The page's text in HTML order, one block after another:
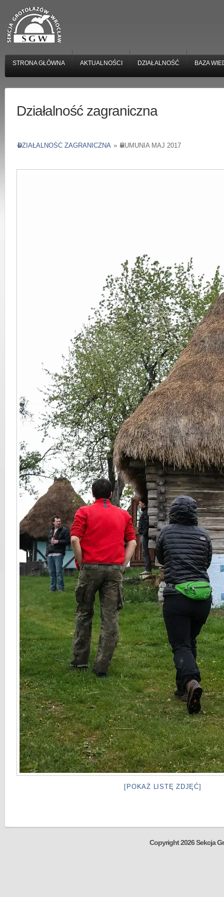
STRONA GŁÓWNA AKTUALNOŚCI DZIAŁALNOŚĆ BAZA
Działalność zagraniczna
DZIAŁALNOŚĆ ZAGRANICZNA » RUMUNIA MAJ 2017
[POKAŻ LISTĘ ZDJĘĆ]
Copyright 2026 Sekcja